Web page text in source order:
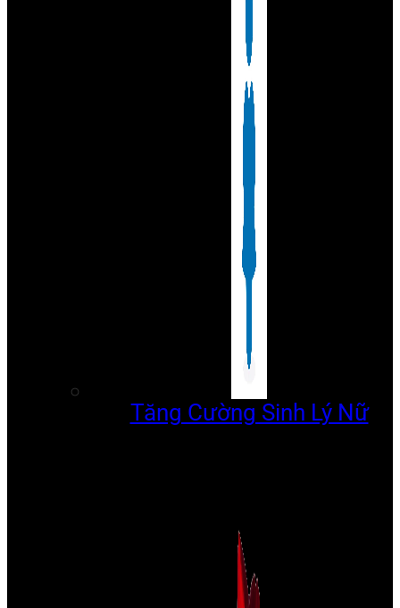
Tăng Cường Sinh Lý Nữ